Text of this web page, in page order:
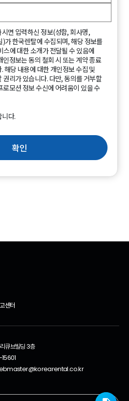
면 입력하신 정보(성함, 회사명,
가 한국렌탈에 수집되며, 해당 정보를
에 대한 소개가 전달될 수 있음에
정보는 동의 철회 시 또는 계약 종료
해당 내용에 대한 개인정보 수집 및
권리가 있습니다. 다만, 동의를 거부할
로모션 정보 수신에 어려움이 있을 수
다.
확인
센터
큐브빌딩 3층